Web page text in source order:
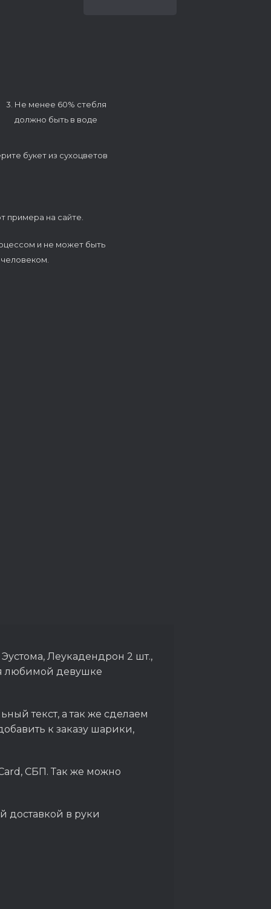
3. Не менее 60% стебля
должно быть в воде
букет из сухоцветов
примера на сайте.
и не может быть
Леукадендрон 2 шт.,
любимой девушке
текст, а так же сделаем
к заказу шарики,
СБП. Так же можно
доставкой в руки